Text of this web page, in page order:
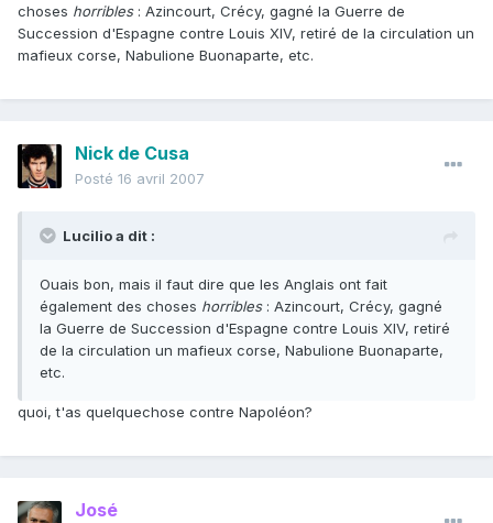
choses horribles: Azincourt, Crécy, gagné la Guerre de
Succession d'Espagne contre Louis XIV, retiré de la circulation un
mafieux corse, Nabulione Buonaparte, etc.
Nick de Cusa
Posté 16 avril 2007
Lucilio a dit :
Ouais bon, mais il faut dire que les Anglais ont fait
également des choses horribles: Azincourt, Crécy, gagné
la Guerre de Succession d'Espagne contre Louis XIV, retiré
de la circulation un mafieux corse, Nabulione Buonaparte,
etc.
quoi, t'as quelquechose contre Napoléon?
José